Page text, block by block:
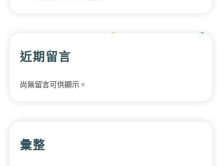
近期留言
尚無留言可供顯示。
彙整